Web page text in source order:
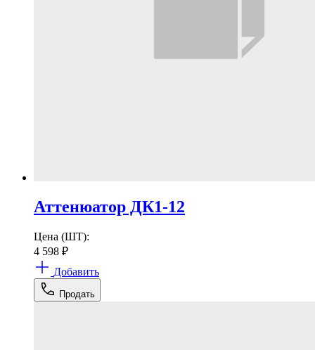
Аттенюатор ДК1-12
Цена (ШТ):
4 598 ₽
Добавить
Продать